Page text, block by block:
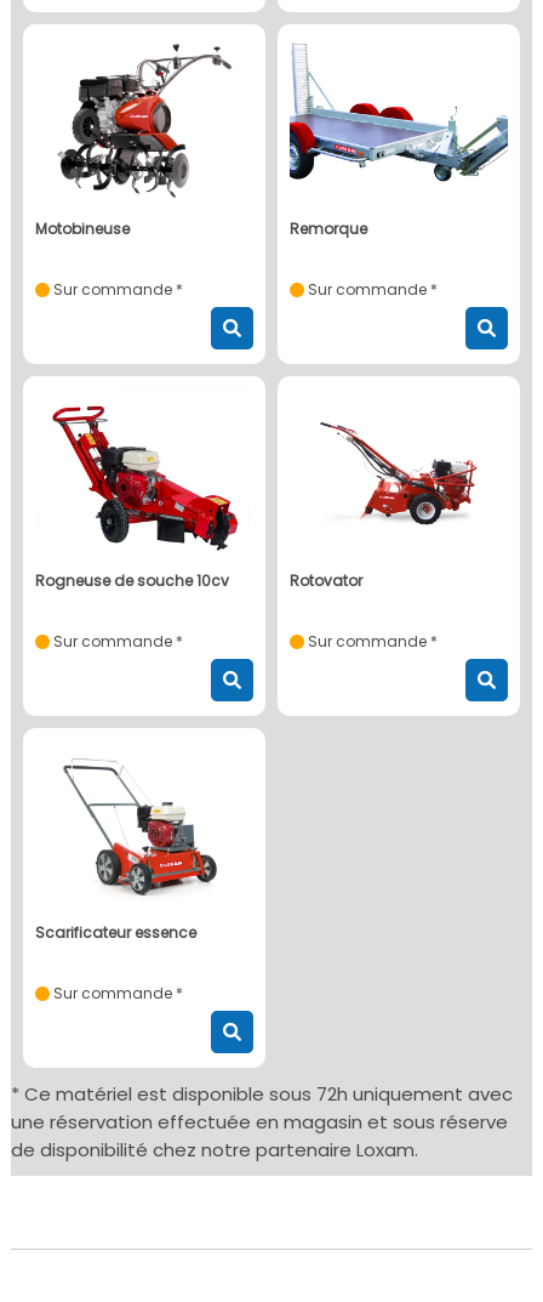
motobineuse
Sur commande *
remorque
Sur commande *
rogneuse de souche 10cv
Sur commande *
rotovator
Sur commande *
scarificateur essence
Sur commande *
* Ce matériel est disponible sous 72h uniquement avec
une réservation effectuée en magasin et sous réserve
de disponibilité chez notre partenaire Loxam.